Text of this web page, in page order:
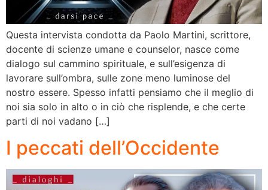
Questa intervista condotta da Paolo Martini, scrittore,
docente di scienze umane e counselor, nasce come
dialogo sul cammino spirituale, e sull’esigenza di
lavorare sull’ombra, sulle zone meno luminose del
nostro essere. Spesso infatti pensiamo che il meglio di
noi sia solo in alto o in ciò che risplende, e che certe
parti di noi vadano […]
I peccati dell’Occidente